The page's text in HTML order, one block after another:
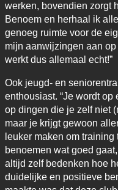
werken, bovendien zorgt
Benoem en herhaal ik
genoeg ruimte voor de
mijn aanwijzingen aan
werkt dus allemaal echt!”
Ook jeugd- en
enthousiast. “Je wordt
op dingen die je zelf niet
maar je krijgt gewoon
leuker maken om
benoemen wat goed
altijd zelf bedenken hoe
duidelijke en positieve